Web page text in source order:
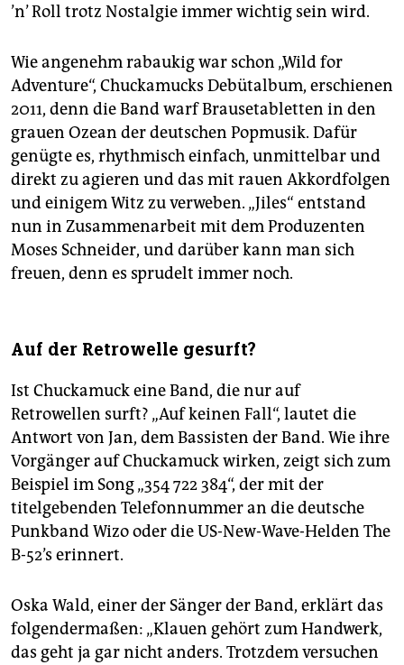
’n’ Roll trotz Nostalgie immer wichtig sein wird.
Wie angenehm rabaukig war schon „Wild for
Adventure“, Chuckamucks Debütalbum, erschienen
2011, denn die Band warf Brausetabletten in den
grauen Ozean der deutschen Popmusik. Dafür
genügte es, rhythmisch einfach, unmittelbar und
direkt zu agieren und das mit rauen Akkordfolgen
und einigem Witz zu verweben. „Jiles“ entstand
nun in Zusammenarbeit mit dem Produzenten
Moses Schneider, und darüber kann man sich
freuen, denn es sprudelt immer noch.
Auf der Retrowelle gesurft?
Ist Chuckamuck eine Band, die nur auf
Retrowellen surft? „Auf keinen Fall“, lautet die
Antwort von Jan, dem Bassisten der Band. Wie ihre
Vorgänger auf Chuckamuck wirken, zeigt sich zum
Beispiel im Song „354 722 384“, der mit der
titelgebenden Telefonnummer an die deutsche
Punkband Wizo oder die US-New-Wave-Helden The
B-52’s erinnert.
Oska Wald, einer der Sänger der Band, erklärt das
folgendermaßen: „Klauen gehört zum Handwerk,
das geht ja gar nicht anders. Trotzdem versuchen